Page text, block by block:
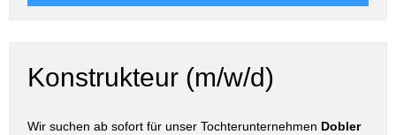
Konstrukteur (m/w/d)
Wir suchen ab sofort für unser Tochterunternehmen Dobler